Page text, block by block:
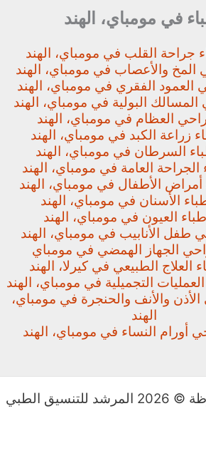
في مومباي، الهند
جراحة القلب في مومباي، الهند
والأعصاب في مومباي، الهند
الفقري في مومباي، الهند
البولية في مومباي، الهند
العظام في مومباي، الهند
زراعة الكبد في مومباي، الهند
السرطان في مومباي، الهند
العامة في مومباي، الهند
الأطفال في مومباي، الهند
الأسنان في مومباي، الهند
العيون في مومباي، الهند
طفل الأنابيب في مومباي، الهند
الجهاز الهمضي في مومباي
العلاج الطبيعي في كيرلا، الهند
التجميلية في مومباي، الهند
والأنف والحنجرة في مومباي،
الهند
أورام النساء في مومباي، الهند
الطبي